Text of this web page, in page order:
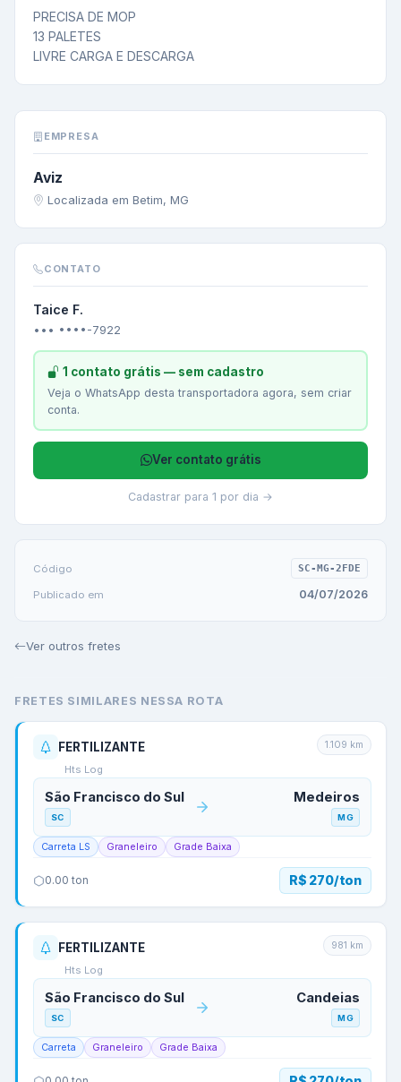
PRECISA DE MOP
13 PALETES
LIVRE CARGA E DESCARGA
EMPRESA
Aviz
Localizada em Betim, MG
CONTATO
Taice F.
••• ••••-7922
1 contato grátis — sem cadastro
Veja o WhatsApp desta transportadora agora, sem criar
conta.
Ver contato grátis
Cadastrar para 1 por dia →
Código SC-MG-2FDE
Publicado em 04/07/2026
Ver outros fretes
FRETES SIMILARES NESSA ROTA
FERTILIZANTE
Hts Log
1.109 km
São Francisco do Sul
SC
Medeiros
MG
Carreta LS Graneleiro Grade Baixa
0.00 ton R$ 270/ton
FERTILIZANTE
Hts Log
981 km
São Francisco do Sul
SC
Candeias
MG
Carreta Graneleiro Grade Baixa